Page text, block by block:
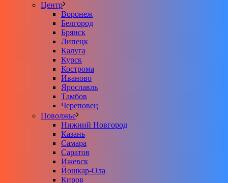
Центр
Воронеж
Белгород
Брянск
Липецк
Калуга
Курск
Кострома
Иваново
Ярославль
Тамбов
Череповец
Поволжье
Нижний Новгород
Казань
Самара
Саратов
Ижевск
Йошкар-Ола
Киров